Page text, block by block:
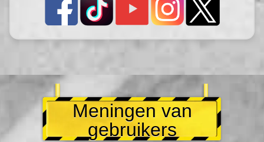
Meningen van
gebruikers